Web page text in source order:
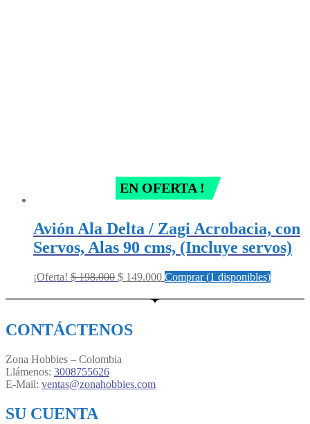
EN OFERTA !
Avión Ala Delta / Zagi Acrobacia, con
Servos, Alas 90 cms, (Incluye servos)
¡Oferta! $198.000 Original
was:
$ 149.000Current
is:
Comprar (1 disponibles)
CONTÁCTENOS
Zona Hobbies – Colombia
Llámenos: 3008755626
E-Mail: ventas@zonahobbies.com
SU CUENTA